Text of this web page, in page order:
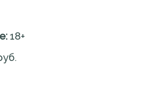
18+